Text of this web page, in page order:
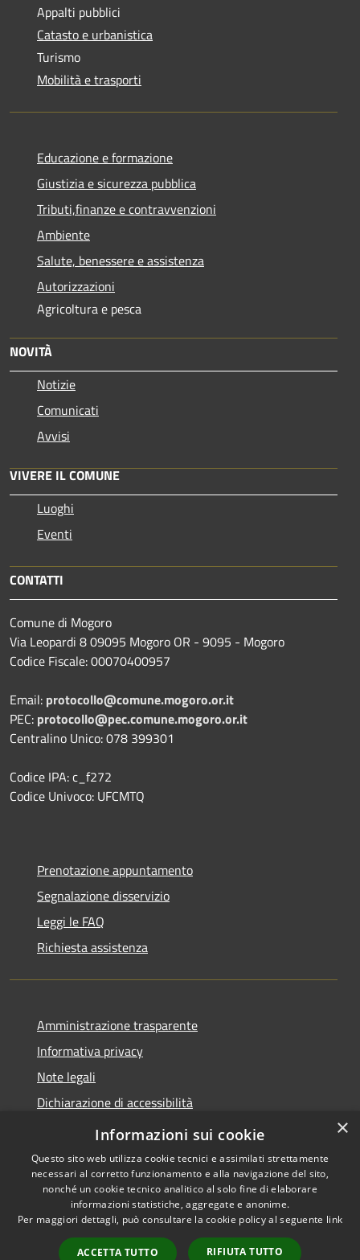
Appalti pubblici
Catasto e urbanistica
Turismo
Mobilità e trasporti
Educazione e formazione
Giustizia e sicurezza pubblica
Tributi,finanze e contravvenzioni
Ambiente
Salute, benessere e assistenza
Autorizzazioni
Agricoltura e pesca
NOVITÀ
Notizie
Comunicati
Avvisi
VIVERE IL COMUNE
Luoghi
Eventi
CONTATTI
Comune di Mogoro
Via Leopardi 8 09095 Mogoro OR - 9095 - Mogoro
Codice Fiscale: 00070400957
Email: protocollo@comune.mogoro.or.it
PEC: protocollo@pec.comune.mogoro.or.it
Centralino Unico: 078 399301
Codice IPA: c_f272
Codice Univoco: UFCMTQ
Prenotazione appuntamento
Segnalazione disservizio
Leggi le FAQ
Richiesta assistenza
Amministrazione trasparente
Informativa privacy
Note legali
Dichiarazione di accessibilità
Obiettivi di accessibilità
Accessibilità
Copyright © 2026 • Comune di
Mogoro • Powered by
Municipium•
Accesso
×
Informazioni sui cookie
Questo sito web utilizza cookie tecnici e assimilati strettamente
necessari al corretto funzionamento e alla navigazione del sito,
nonché un cookie tecnico analitico al solo fine di elaborare
informazioni statistiche, aggregate e anonime.
Per maggiori dettagli, può consultare la cookie policy al seguente link
ACCETTA TUTTO RIFIUTA TUTTO